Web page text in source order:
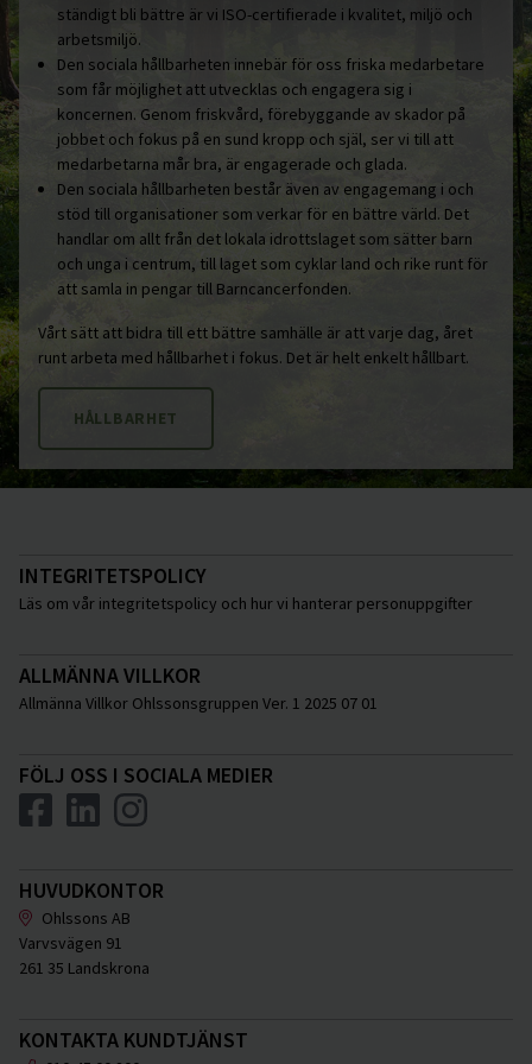
ständigt bli bättre är vi ISO-certifierade i kvalitet, miljö och
arbetsmiljö.
Den sociala hållbarheten innebär för oss friska medarbetare
som får möjlighet att utvecklas och engagera sig i
koncernen. Genom friskvård, förebyggande av skador på
jobbet och fokus på en sund kropp och själ, ser vi till att
medarbetarna mår bra, är engagerade och glada.
Den sociala hållbarheten består även av engagemang i och
stöd till organisationer som verkar för en bättre värld. Det
handlar om allt från det lokala idrottslaget som sätter barn
och unga i centrum, till laget som cyklar land och rike runt för
att samla in pengar till Barncancerfonden.
Vårt sätt att bidra till ett bättre samhälle är att varje dag, året
runt arbeta med hållbarhet i fokus. Det är helt enkelt hållbart.
HÅLLBARHET
INTEGRITETSPOLICY
Läs om vår integritetspolicy och hur vi hanterar personuppgifter
ALLMÄNNA VILLKOR
Allmänna Villkor Ohlssonsgruppen Ver. 1 2025 07 01
FÖLJ OSS I SOCIALA MEDIER
HUVUDKONTOR
Ohlssons AB
Varvsvägen 91
261 35 Landskrona
KONTAKTA KUNDTJÄNST